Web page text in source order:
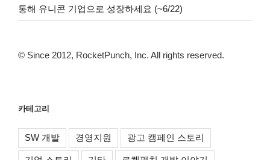
통해 유니콘 기업으로 성장하세요 (~6/22)
© Since 2012, RocketPunch, Inc. All rights reserved.
카테고리
SW 개발 경영지원 광고 캠페인 스토리